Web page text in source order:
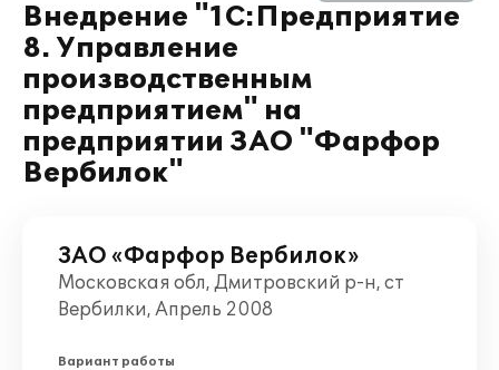
Внедрение "1С:Предприятие
8. Управление
производственным
предприятием" на
предприятии ЗАО "Фарфор
Вербилок"
ЗАО «Фарфор Вербилок»
Московская обл, Дмитровский р-н, ст
Вербилки, Апрель 2008
Вариант работы